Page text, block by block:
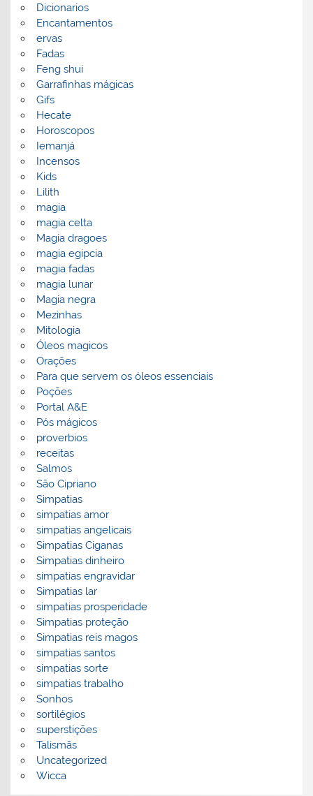
Dicionarios
Encantamentos
ervas
Fadas
Feng shui
Garrafinhas mágicas
Gifs
Hecate
Horoscopos
Iemanjá
Incensos
Kids
Lilith
magia
magia celta
Magia dragoes
magia egipcia
magia fadas
magia lunar
Magia negra
Mezinhas
Mitologia
Óleos magicos
Orações
Para que servem os óleos essenciais
Poções
Portal A&E
Pós mágicos
proverbios
receitas
Salmos
São Cipriano
Simpatias
simpatias amor
simpatias angelicais
Simpatias Ciganas
Simpatias dinheiro
simpatias engravidar
Simpatias lar
simpatias prosperidade
Simpatias proteção
Simpatias reis magos
simpatias santos
simpatias sorte
simpatias trabalho
Sonhos
sortilégios
superstições
Talismãs
Uncategorized
Wicca